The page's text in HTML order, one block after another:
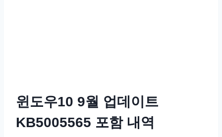
윈도우10 9월 업데이트
KB5005565 포함 내역